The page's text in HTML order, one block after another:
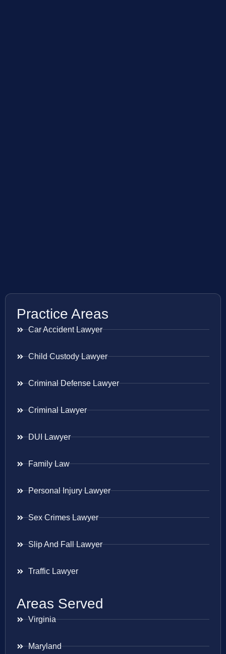
Practice Areas
Car Accident Lawyer
Child Custody Lawyer
Criminal Defense Lawyer
Criminal Lawyer
DUI Lawyer
Family Law
Personal Injury Lawyer
Sex Crimes Lawyer
Slip And Fall Lawyer
Traffic Lawyer
Areas Served
Virginia
Maryland